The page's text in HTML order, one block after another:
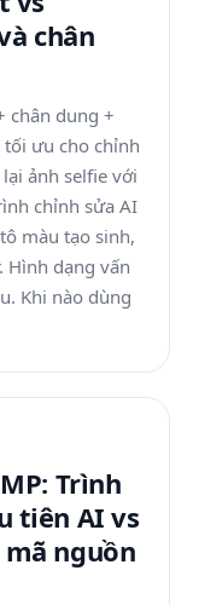
chân
chân dung +
ưu cho chỉnh
ảnh selfie với
chỉnh sửa AI
màu tạo sinh,
Hình dạng vấn
Khi nào dùng
Trình
tiên AI vs
nguồn